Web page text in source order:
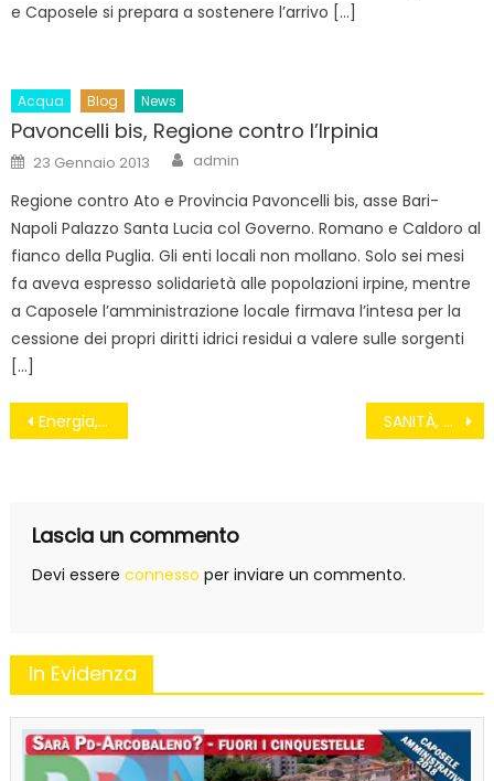
e Caposele si prepara a sostenere l’arrivo […]
Acqua Blog News
Pavoncelli bis, Regione contro l’Irpinia
Posted
on
23 Gennaio 2013 Author
admin
Regione contro Ato e Provincia Pavoncelli bis, asse Bari-
Napoli Palazzo Santa Lucia col Governo. Romano e Caldoro al
fianco della Puglia. Gli enti locali non mollano. Solo sei mesi
fa aveva espresso solidarietà alle popolazioni irpine, mentre
a Caposele l’amministrazione locale firmava l’intesa per la
cessione dei propri diritti idrici residui a valere sulle sorgenti
[…]
Navigazione
Energia, scienziati contro Sblocca Italia “Investire sulle rinnovabili, non sul petrolio” SANITÀ, SCUOLA, TRENI CAMBIANO VERSO: COSTERANNO DI PIÙ
Lascia un commento
Devi essere connesso per inviare un commento.
In Evidenza